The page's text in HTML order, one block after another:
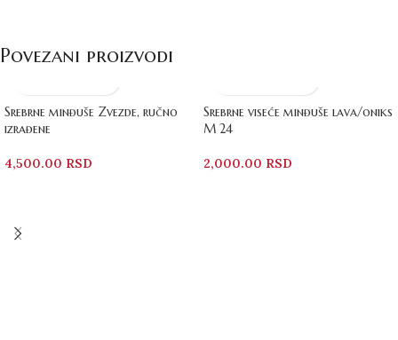
Povezani proizvodi
Srebrne minđuše Zvezde, ručno
izrađene
4,500.00 RSD
Srebrne viseće minđuše lava/oniks
M 24
2,000.00 RSD